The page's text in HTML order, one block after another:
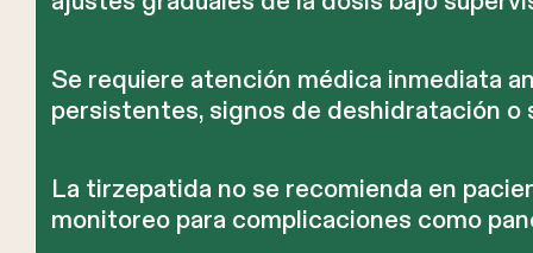
Se requiere atención médica inmediata
persistentes, signos de deshidratación o
La tirzepatida no se recomienda en
monitoreo para complicaciones como